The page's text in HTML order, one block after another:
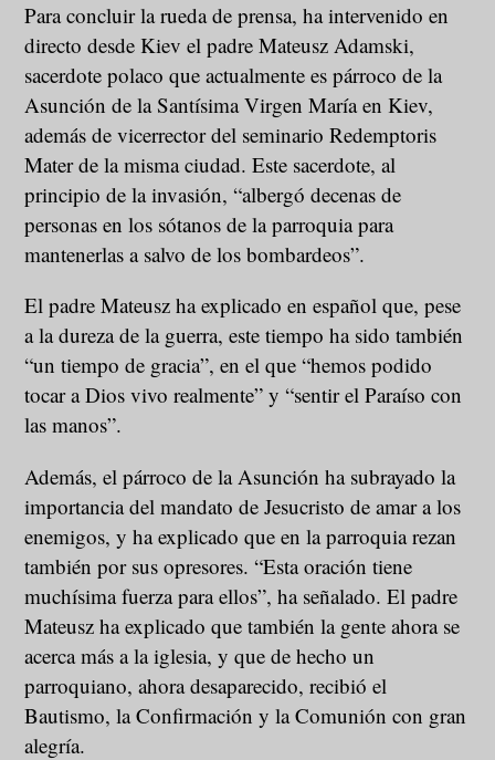
Para concluir la rueda de prensa, ha intervenido en
directo desde Kiev el padre Mateusz Adamski,
sacerdote polaco que actualmente es párroco de la
Asunción de la Santísima Virgen María en Kiev,
además de vicerrector del seminario Redemptoris
Mater de la misma ciudad. Este sacerdote, al
principio de la invasión, “albergó decenas de
personas en los sótanos de la parroquia para
mantenerlas a salvo de los bombardeos”.
El padre Mateusz ha explicado en español que, pese
a la dureza de la guerra, este tiempo ha sido también
“un tiempo de gracia”, en el que “hemos podido
tocar a Dios vivo realmente” y “sentir el Paraíso con
las manos”.
Además, el párroco de la Asunción ha subrayado la
importancia del mandato de Jesucristo de amar a los
enemigos, y ha explicado que en la parroquia rezan
también por sus opresores. “Esta oración tiene
muchísima fuerza para ellos”, ha señalado. El padre
Mateusz ha explicado que también la gente ahora se
acerca más a la iglesia, y que de hecho un
parroquiano, ahora desaparecido, recibió el
Bautismo, la Confirmación y la Comunión con gran
alegría.